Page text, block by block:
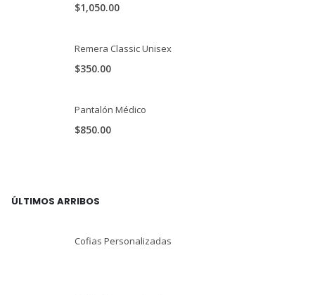
$1,050.00
Remera Classic Unisex
$350.00
Pantalón Médico
$850.00
ÚLTIMOS ARRIBOS
Cofias Personalizadas